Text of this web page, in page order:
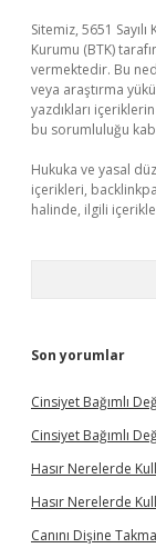
Sitemiz, 5651
Kurumu (BTK)
vermektedir. Bu
veya araştırma
yazdıkları
bu sorumluluğu
Hukuka ve yasal
içerikleri,
halinde, ilgili
Son yorumlar
Cinsiyet Bağımlı
Cinsiyet Bağımlı
Hasır Nerelerde
Hasır Nerelerde
Canını Dişine